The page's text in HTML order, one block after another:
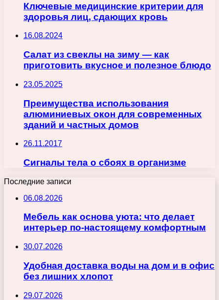
Ключевые медицинские критерии для
здоровья лиц, сдающих кровь
16.08.2024
Салат из свеклы на зиму — как
приготовить вкусное и полезное блюдо
23.05.2025
Преимущества использования
алюминиевых окон для современных
зданий и частных домов
26.11.2017
Сигналы тела о сбоях в организме
Последние записи
06.08.2026
Мебель как основа уюта: что делает
интерьер по-настоящему комфортным
30.07.2026
Удобная доставка воды на дом и в офис
без лишних хлопот
29.07.2026